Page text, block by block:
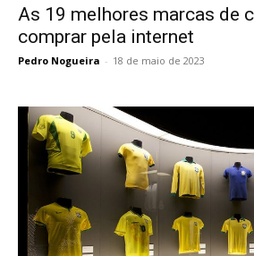
As 19 melhores marcas de
comprar pela internet
Pedro Nogueira - 18 de maio de 2023